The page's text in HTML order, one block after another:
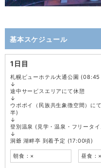
基本スケジュール
1日目
札幌ビューホテル大通公園
↓
途中サービスエリアにて休憩
↓
ウポポイ（民族共生象徴空間）に
半)
↓
登別温泉 (見学・温泉・フリータ
↓
洞爺 湖畔亭 到着予定 (17:00頃)
朝食：× 昼食：×